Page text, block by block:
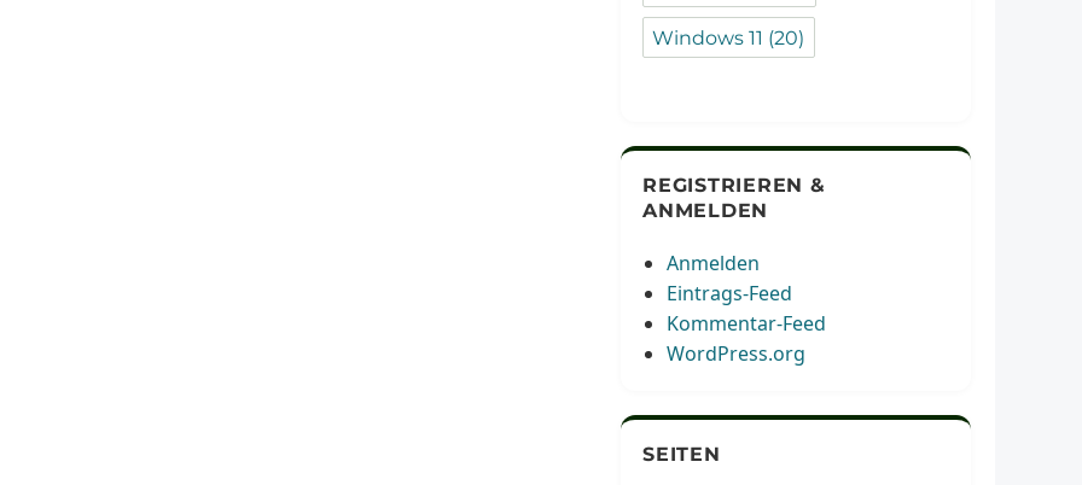
Windows 11 (20)
REGISTRIEREN &
ANMELDEN
Anmelden
Eintrags-Feed
Kommentar-Feed
WordPress.org
SEITEN